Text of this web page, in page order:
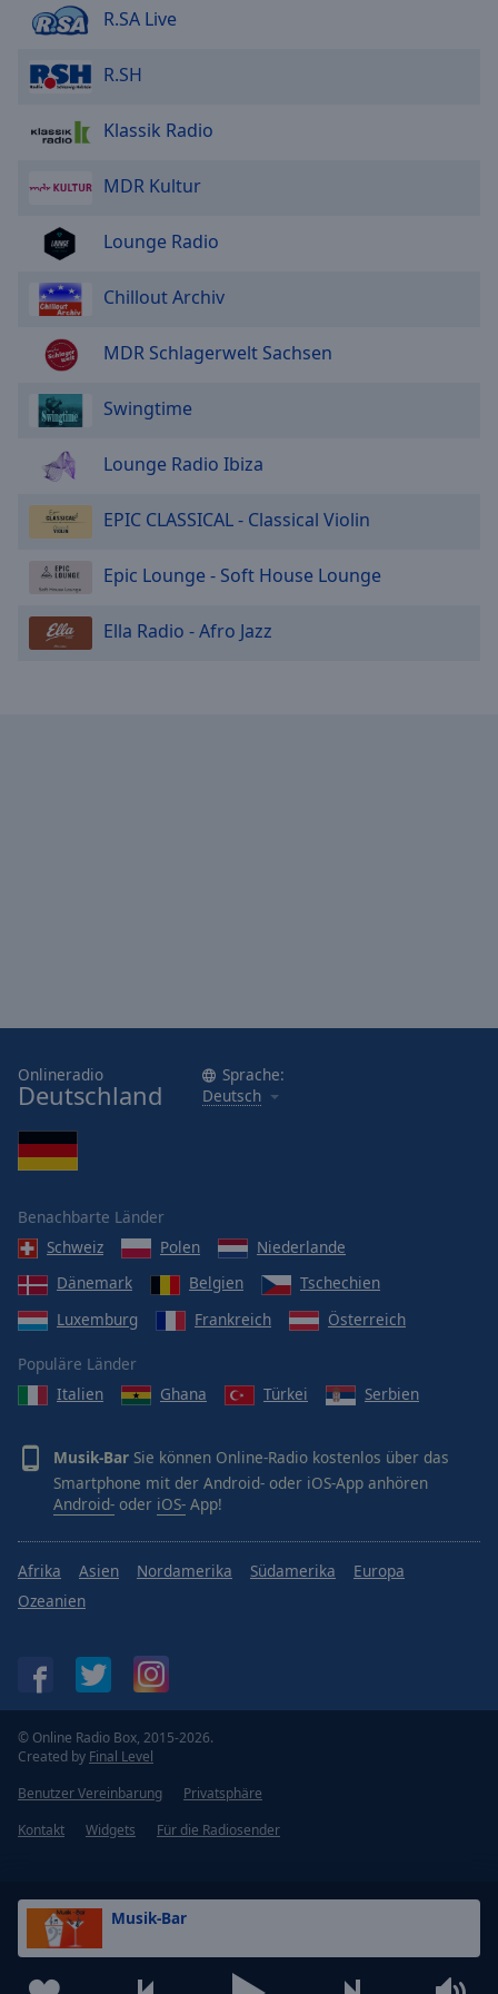
Musik-Bar
R.SA Live
R.SH
Klassik Radio
MDR Kultur
Lounge Radio
Chillout Archiv
MDR Schlagerwelt Sachsen
Swingtime
Lounge Radio Ibiza
EPIC CLASSICAL - Classical Violin
Epic Lounge - Soft House Lounge
Ella Radio - Afro Jazz
Onlineradio
Deutschland
Sprache:
Deutsch
Benachbarte Länder
Schweiz
Polen
Niederlande
Dänemark
Belgien
Tschechien
Luxemburg
Frankreich Österreich
Populäre Länder
Italien
Ghana Türkei Serbien
Musik-Bar Sie können Online-Radio kostenlos über das
Smartphone mit der Android- oder iOS-App anhören
Android- oder iOS- App!
Afrika Asien Nordamerika Südamerika
Europa
Ozeanien
© Online Radio Box, 2015-2026.
Created by Final Level
Benutzer Vereinbarung
Privatsphäre
Kontakt
Widgets Für die Radiosender